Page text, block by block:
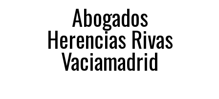
Abogados
Herencias Rivas
Vaciamadrid